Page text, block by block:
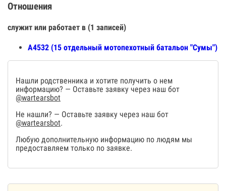
Отношения
служит или работает в (1 записей)
А4532 (15 отдельный мотопехотный батальон "Сумы")
Нашли родственника и хотите получить о нем
информацию? — Оставьте заявку через наш бот
@wartearsbot
Не нашли? — Оставьте заявку через наш бот
@wartearsbot.
Любую дополнительную информацию по людям мы
предоставляем только по заявке.